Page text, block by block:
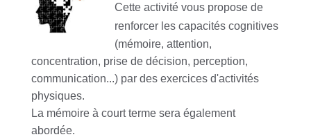
Cette activité vous propose de
renforcer les capacités cognitives
(mémoire, attention,
concentration, prise de décision, perception,
communication...) par des exercices d'activités
physiques.
La mémoire à court terme sera également
abordée.